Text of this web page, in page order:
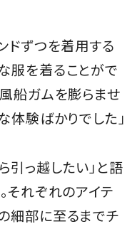
ドずつを着用する
服を着ることがで
船ガムを膨らませ
体験ばかりでした」
引っ越したい」と語
それぞれのアイテ
細部に至るまでチ